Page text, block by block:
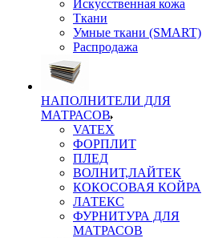
Искусственная кожа
Ткани
Умные ткани (SMART)
Распродажа
НАПОЛНИТЕЛИ ДЛЯ
МАТРАСОВ
VATEX
ФОРПЛИТ
ПЛЕД
ВОЛНИТ,ЛАЙТЕК
КОКОСОВАЯ КОЙРА
ЛАТЕКС
ФУРНИТУРА ДЛЯ
МАТРАСОВ